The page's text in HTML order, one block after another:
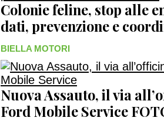
Colonie feline, stop alle
dati, prevenzione e
BIELLA MOTORI
Nuova Assauto, il via
Ford Mobile Service